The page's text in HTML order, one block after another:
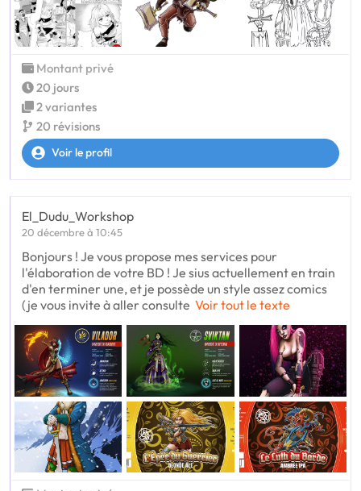
Montant privé
20 jours
2 variantes
20 révisions
Voir le profil
El_Dudu_Workshop
20 décembre à 10:45
Bonjours ! Je vous propose mes services pour
l'élaboration de votre BD ! Je sius actuellement en train
d'en terminer une, et je possède un style assez comics
(je vous invite à aller consulte Voir tout le texte